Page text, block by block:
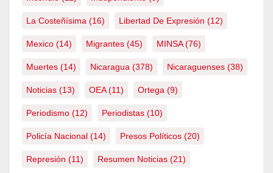
La Costeñísima (16) Libertad De Expresión (12)
Mexico (14) Migrantes (45) MINSA(76)
Muertes (14) Nicaragua (378) Nicaraguenses (38)
Noticias (13) OEA(11) Ortega (9)
Periodismo (12) Periodistas (10)
Policía Nacional (14) Presos Políticos (20)
Represión (11) Resumen Noticias (21)